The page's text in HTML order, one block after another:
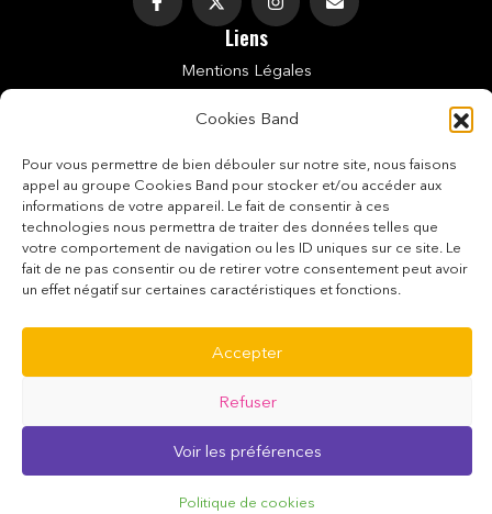
Cookies Band
Pour vous permettre de bien débouler sur notre site, nous faisons
appel au groupe Cookies Band pour stocker et/ou accéder aux
informations de votre appareil. Le fait de consentir à ces
technologies nous permettra de traiter des données telles que
votre comportement de navigation ou les ID uniques sur ce site. Le
fait de ne pas consentir ou de retirer votre consentement peut avoir
un effet négatif sur certaines caractéristiques et fonctions.
Accepter
Refuser
Voir les préférences
Politique de cookies
Liens
Mentions Légales
Politique De Cookies (UE)
Conditions De Vente Des E-Tickets
Politique De Confidentialité
Paiement Sécurisé
0690 24 99 71
Newsletter
Agenda, bons plans, résultats… Abonnez-vous à notre
Newsletter afin de ne rien manquer !